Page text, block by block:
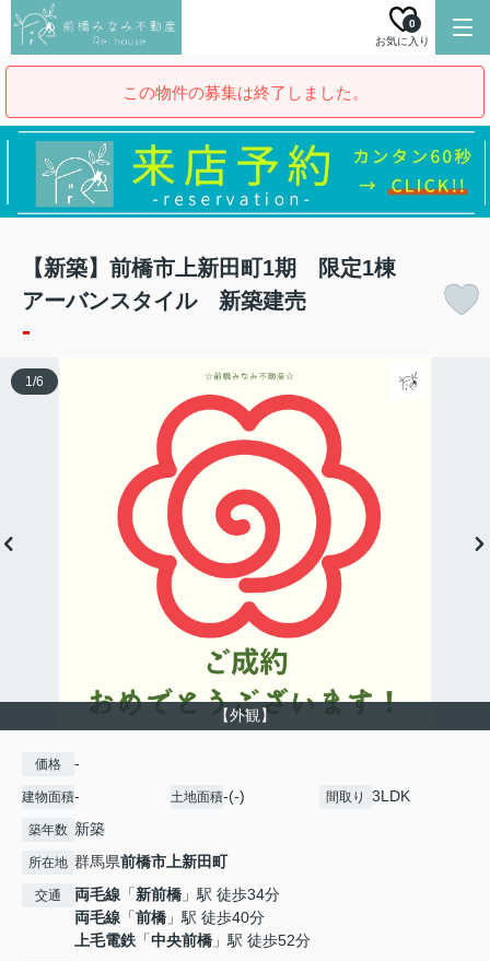
お気に入り
0
この物件の募集は終了しました。
【新築】前橋市上新田町1期 限定1棟
アーバンスタイル 新築建売
-
【外観】
1/6
価格 -
建物面積- 土地面積-(-) 間取り 3LDK
築年数 新築
所在地 群馬県前橋市 上新田町
交通 両毛線 「新前橋 」駅 徒歩34分
両毛線 「前橋 」駅 徒歩40分
上毛電鉄 「中央前橋 」駅 徒歩52分